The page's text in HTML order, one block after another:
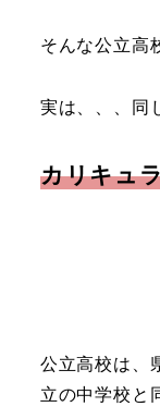
そんな公立高
実は、、、同
カリキュ
公立高校は、
立の中学校と